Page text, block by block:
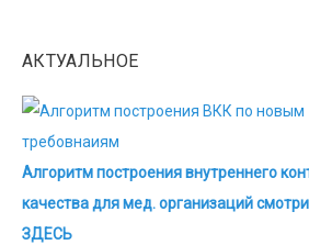
АКТУАЛЬНОЕ
Алгоритм построения внутреннего
качества для мед. организаций
ЗДЕСЬ